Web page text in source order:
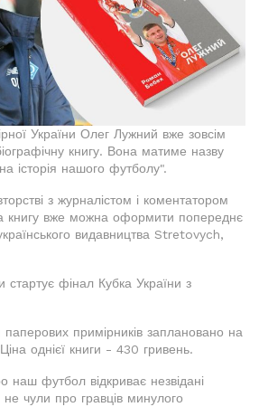
України Олег Лужний вже зовсім
книгу. Вона матиме назву
історія нашого футболу".
з журналістом і коментатором
вже можна оформити попереднє
видавництва Stretovych,
стартує фінал Кубка України з
паперових примірників заплановано на
однієї книги - 430 гривень.
наш футбол відкриває незвідані
не чули про гравців минулого